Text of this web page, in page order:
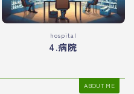
hospital
4.病院
ABOUT ME